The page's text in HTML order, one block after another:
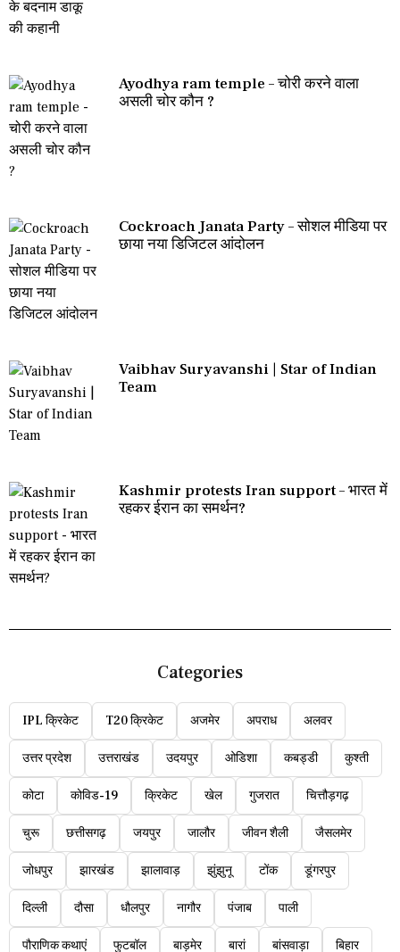
Ayodhya ram temple – चोरी करने वाला
असली चोर कौन ?
Cockroach Janata Party – सोशल मीडिया पर
छाया नया डिजिटल आंदोलन
Vaibhav Suryavanshi | Star of Indian
Team
Kashmir protests Iran support – भारत में
रहकर ईरान का समर्थन?
Categories
IPL क्रिकेट T20 क्रिकेट अजमेर अपराध अलवर
उत्तर प्रदेश उत्तराखंड उदयपुर ओडिशा कबड्डी कुश्ती
कोटा कोविड-19 क्रिकेट खेल गुजरात चित्तौड़गढ़
चुरू छत्तीसगढ़ जयपुर जालौर जीवन शैली जैसलमेर
जोधपुर झारखंड झालावाड़ झुंझुनू टोंक डूंगरपुर
दिल्ली दौसा धौलपुर नागौर पंजाब पाली
पौराणिक कथाएं फुटबॉल बाड़मेर बारां बांसवाड़ा बिहार